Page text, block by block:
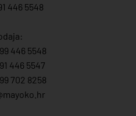
446 5548
446 5548
446 5547
702 8258
hr